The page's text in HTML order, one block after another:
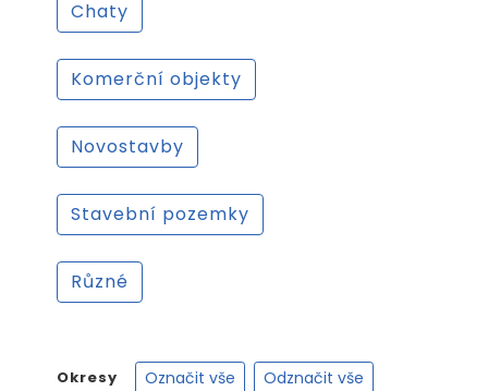
Chaty
Komerční objekty
Novostavby
Stavební pozemky
Různé
Okresy Označit vše Odznačit vše